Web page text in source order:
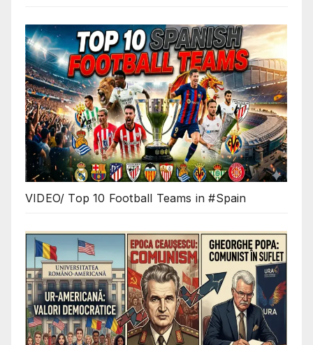
VIDEO/ Top 10 Football Teams in #Spain